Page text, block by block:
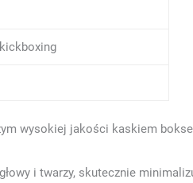
wysokiej jakości kaskiem
i twarzy, skutecznie